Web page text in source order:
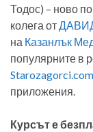
Тодос) – ново
колега от
на Казанлък
популярните в
Starozagorci.com
приложения.
Курсът е